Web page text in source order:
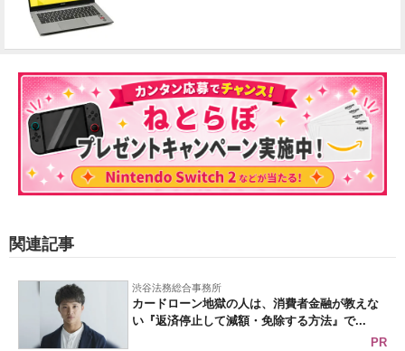
関連記事
渋谷法務総合事務所
カードローン地獄の人は、消費者金融が教えな
い『返済停止して減額・免除する方法』で...
PR